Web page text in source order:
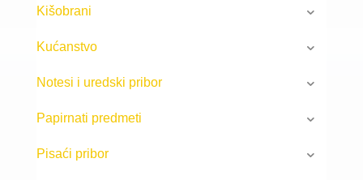
Kišobrani
Kućanstvo
Notesi i uredski pribor
Papirnati predmeti
Pisaći pribor